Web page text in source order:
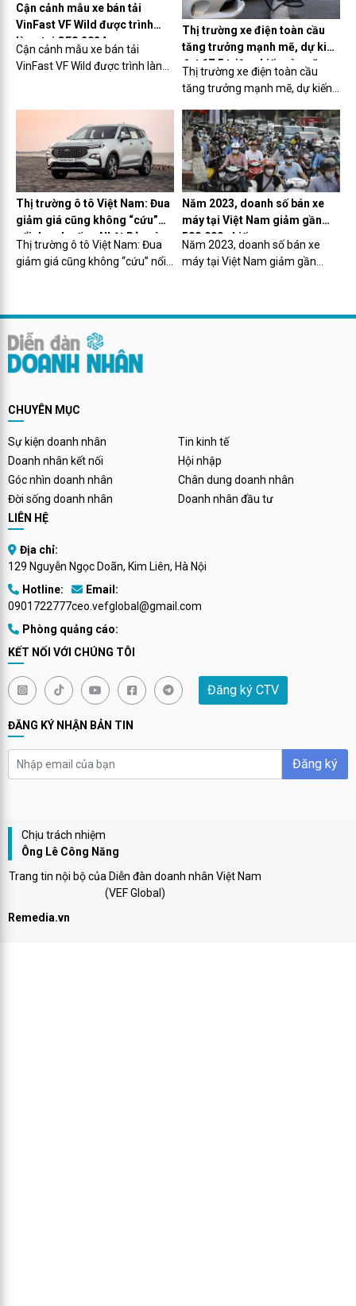
Cận cảnh mẫu xe bán tải
VinFast VF Wild được trình
làng tại CES 2024
Cận cảnh mẫu xe bán tải
VinFast VF Wild được trình làng
Thị trường xe điện toàn cầu
tăng trưởng mạnh mẽ, dự kiến
đạt 17,5 triệu chiếc vào năm
2024
Thị trường xe điện toàn cầu
tăng trưởng mạnh mẽ, dự kiến
2024
Thị trường ô tô Việt Nam: Đua
giảm giá cũng không “cứu”
nổi doanh số xe Nhật Bản và
Hàn Quốc, Ford nổi thành hiện
tượng
Thị trường ô tô Việt Nam: Đua
giảm giá cũng không “cứu” nổi
Năm 2023, doanh số bán xe
máy tại Việt Nam giảm gần
500.000 chiếc
Năm 2023, doanh số bán xe
máy tại Việt Nam giảm gần
CHUYÊN MỤC
Sự kiện doanh nhân
Tin kinh tế
Doanh nhân kết nối
Hội nhập
Góc nhìn doanh nhân
Chân dung doanh nhân
Đời sống doanh nhân
Doanh nhân đầu tư
LIÊN HỆ
Địa chỉ:
129 Nguyễn Ngọc Doãn, Kim Liên, Hà Nội
Hotline:
0901722777
Email:
ceo.vefglobal@gmail.com
Phòng quảng cáo:
KẾT NỐI VỚI CHÚNG TÔI
Đăng ký CTV
ĐĂNG KÝ NHẬN BẢN TIN
Đăng ký
Chịu trách nhiệm
Ông Lê Công Năng
Trang tin nội bộ của Diễn đàn doanh nhân Việt Nam
(VEF Global)
Remedia.vn